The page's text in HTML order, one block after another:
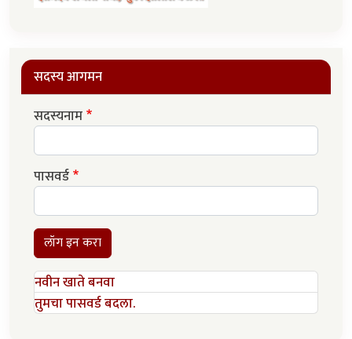
सदस्य आगमन
सदस्यनाम
पासवर्ड
लॉग इन करा
नवीन खाते बनवा
तुमचा पासवर्ड बदला.